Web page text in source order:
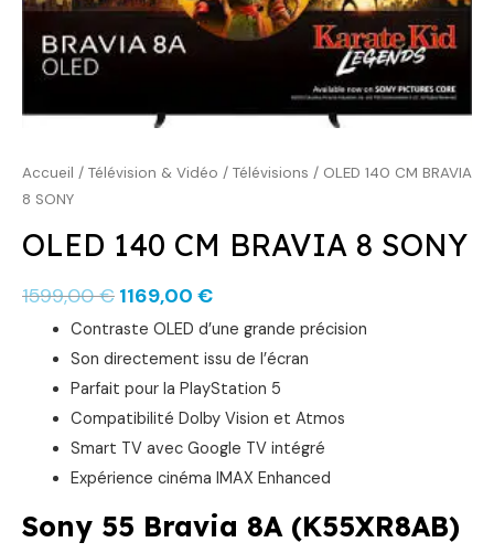
Accueil / Télévision & Vidéo / Télévisions / OLED 140 CM BRAVIA
8 SONY
OLED 140 CM BRAVIA 8 SONY
1599,00€
1599,00 €.
1169,00 €
1169,00 €.
Contraste OLED d’une grande précision
Son directement issu de l’écran
Parfait pour la PlayStation 5
Compatibilité Dolby Vision et Atmos
Smart TV avec Google TV intégré
Expérience cinéma IMAX Enhanced
Sony 55 Bravia 8A (K55XR8AB)